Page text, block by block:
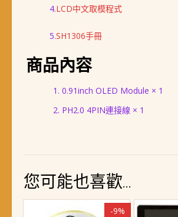
4.LCD中文取模程式
5.SH1306手冊
商品內容
0.91inch OLED Module × 1
PH2.0 4PIN連接線 × 1
您可能也喜歡…
-9%